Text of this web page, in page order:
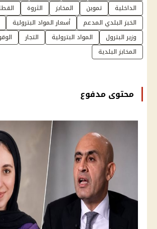
الداخلية
تموين المخابز الثروة
الخبز البلدي المدعم
أسعار المواد البترولية
وزير البترول
المواد البترولية التجار
المخابز البلدية
محتوى مدفوع